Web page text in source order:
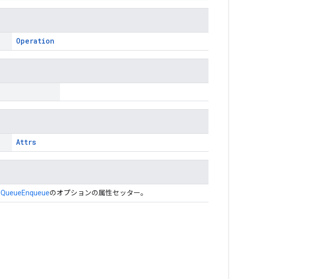
Operation
Attrs
QueueEnqueueのオプションの属性セッター。